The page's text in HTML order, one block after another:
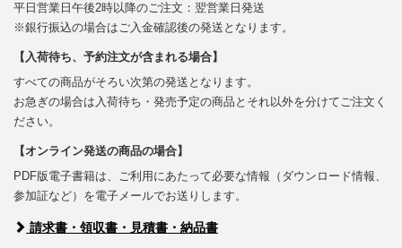
平日営業日午後2時以降のご注文：翌営業日発送
※銀行振込の場合はご入金確認後の発送となります。
【入荷待ち、予約注文が含まれる場合】
すべての商品がそろい次第の発送となります。
お急ぎの場合は入荷待ち・発売予定の商品とそれ以外を分けてご注文く
ださい。
【オンライン発送の商品の場合】
PDF版電子書籍は、ご利用にあたって必要な情報（ダウンロード情報、
参加証など）を電子メールでお送りします。
請求書・領収書・見積書・納品書